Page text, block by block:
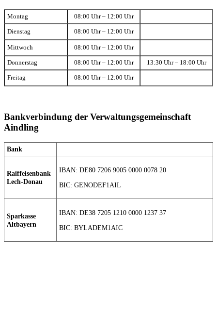
Montag 08:00 Uhr – 12:00 Uhr
Dienstag 08:00 Uhr – 12:00 Uhr
Mittwoch 08:00 Uhr – 12:00 Uhr
Donnerstag 08:00 Uhr – 12:00 Uhr 13:30 Uhr – 18:00 Uhr
Freitag 08:00 Uhr – 12:00 Uhr
Bankverbindung der Verwaltungsgemeinschaft
Aindling
Bank
Raiffeisenbank
Lech-Donau
IBAN: DE80 7206 9005 0000 0078 20
BIC: GENODEF1AIL
Sparkasse
Altbayern
IBAN: DE38 7205 1210 0000 1237 37
BIC: BYLADEM1AIC